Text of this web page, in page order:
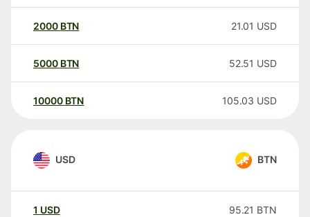
2000 BTN 21.01 USD
5000 BTN 52.51 USD
10000 BTN 105.03 USD
USD BTN
1 USD 95.21 BTN